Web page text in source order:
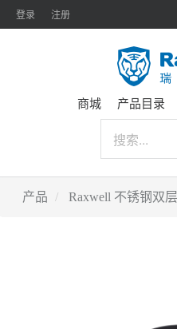
登录 注册
商城 产品目录
产品 Raxwell 不锈钢双